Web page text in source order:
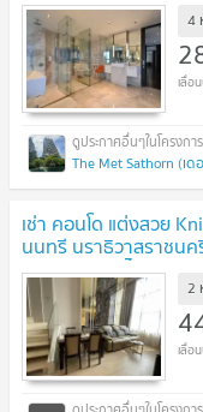
4
The Met Sathorn (เด
เช่า คอนโด แต่งสวย
นนทรี นราธิวาสราชน
01247 ✅ ทักไลน์
✅ 2